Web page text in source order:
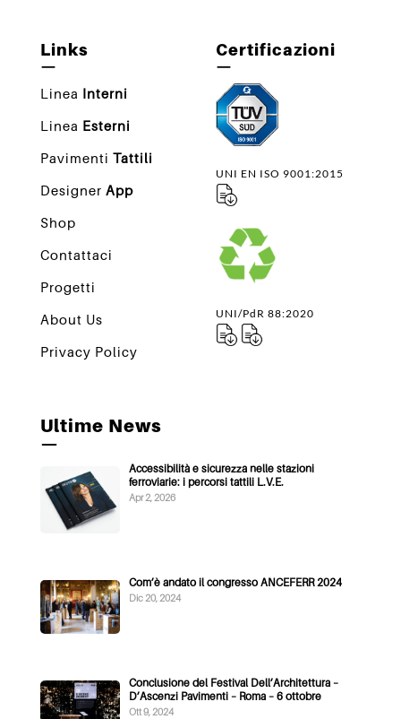
Links
—
Linea Interni
Linea Esterni
Pavimenti Tattili
Designer App
Shop
Contattaci
Progetti
About Us
Privacy Policy
Certificazioni
—
UNI EN ISO 9001:2015
UNI/PdR 88:2020
Ultime News
—
Accessibilità e sicurezza nelle stazioni
ferroviarie: i percorsi tattili L.V.E.
Apr 2, 2026
Com’è andato il congresso ANCEFERR 2024
Dic 20, 2024
Conclusione del Festival Dell’Architettura –
D’Ascenzi Pavimenti – Roma – 6 ottobre
Ott 9, 2024